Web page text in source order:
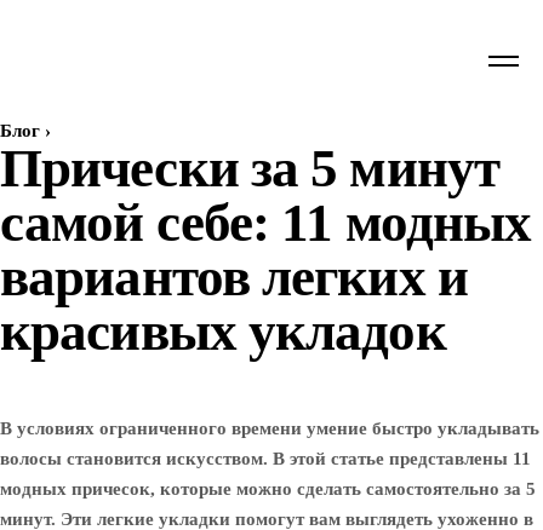
Блог ›
Прически за 5 минут
самой себе: 11 модных
вариантов легких и
красивых укладок
В условиях ограниченного времени умение быстро укладывать
волосы становится искусством. В этой статье представлены 11
модных причесок, которые можно сделать самостоятельно за 5
минут. Эти легкие укладки помогут вам выглядеть ухоженно в